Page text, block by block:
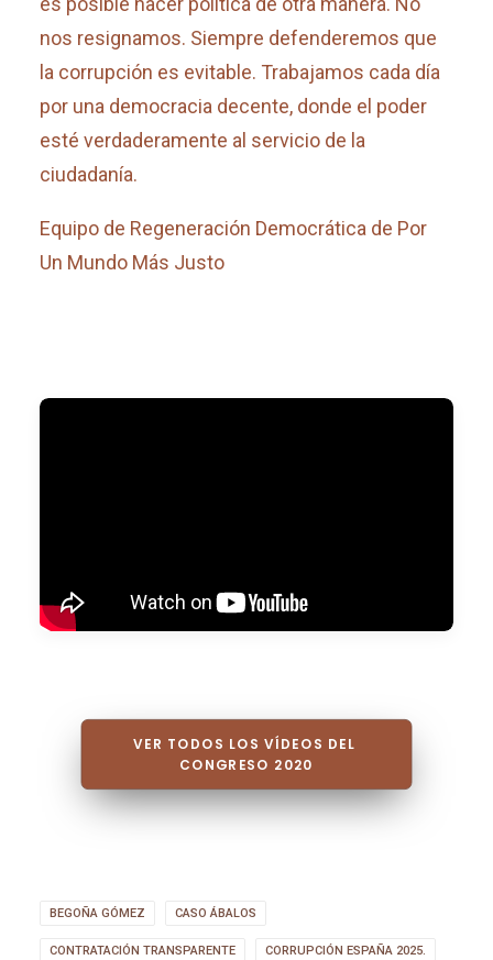
nos resignamos. Siempre defenderemos que
la corrupción es evitable. Trabajamos cada día
por una democracia decente, donde el poder
esté verdaderamente al servicio de la
ciudadanía.
Equipo de Regeneración Democrática de Por
Un Mundo Más Justo
VER TODOS LOS VÍDEOS DEL
CONGRESO 2020
BEGOÑA GÓMEZ CASO ÁBALOS
CONTRATACIÓN TRANSPARENTE CORRUPCIÓN ESPAÑA 2025.